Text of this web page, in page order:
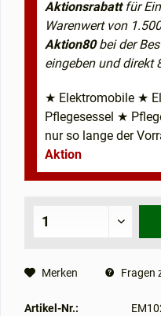
Aktionsrabattfür
Warenwert von
Aktion80bei der
eingeben und direkt
★ Elektromobile ★
Pflegesessel ★
nur so lange der
Aktion
Merken Fragen
Artikel-Nr.: